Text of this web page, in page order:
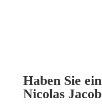
Haben Sie
Nicolas